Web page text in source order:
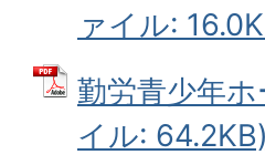
ァイル:
勤労青少年
イル: 64.2KB)